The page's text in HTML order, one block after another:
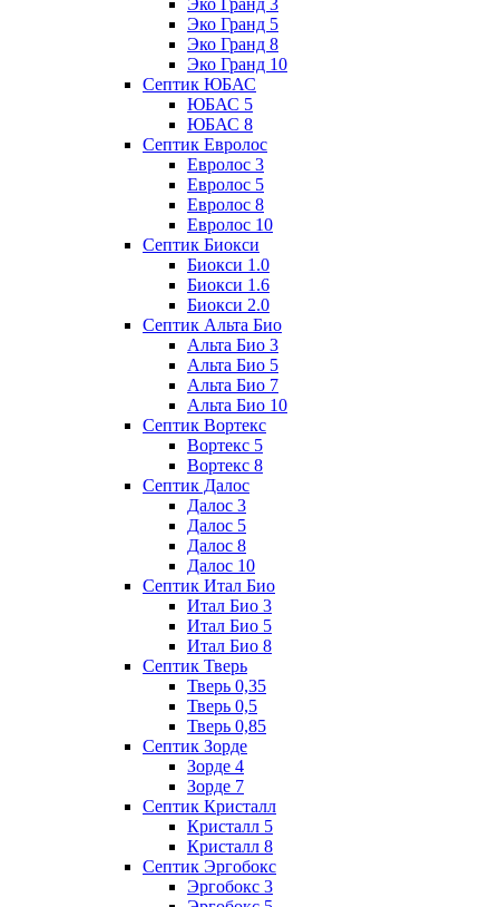
Эко Гранд 3
Эко Гранд 5
Эко Гранд 8
Эко Гранд 10
Септик ЮБАС
ЮБАС 5
ЮБАС 8
Септик Евролос
Евролос 3
Евролос 5
Евролос 8
Евролос 10
Септик Биокси
Биокси 1.0
Биокси 1.6
Биокси 2.0
Септик Альта Био
Альта Био 3
Альта Био 5
Альта Био 7
Альта Био 10
Септик Вортекс
Вортекс 5
Вортекс 8
Септик Далос
Далос 3
Далос 5
Далос 8
Далос 10
Септик Итал Био
Итал Био 3
Итал Био 5
Итал Био 8
Септик Тверь
Тверь 0,35
Тверь 0,5
Тверь 0,85
Септик Зорде
Зорде 4
Зорде 7
Септик Кристалл
Кристалл 5
Кристалл 8
Септик Эргобокс
Эргобокс 3